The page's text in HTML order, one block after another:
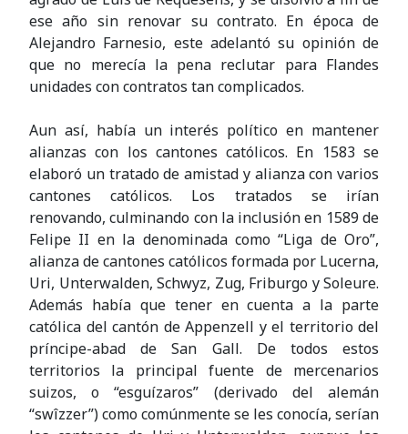
ese año sin renovar su contrato. En época de
Alejandro Farnesio, este adelantó su opinión de
que no merecía la pena reclutar para Flandes
unidades con contratos tan complicados.
Aun así, había un interés político en mantener
alianzas con los cantones católicos. En 1583 se
elaboró un tratado de amistad y alianza con varios
cantones católicos. Los tratados se irían
renovando, culminando con la inclusión en 1589 de
Felipe II en la denominada como “Liga de Oro”,
alianza de cantones católicos formada por Lucerna,
Uri, Unterwalden, Schwyz, Zug, Friburgo y Soleure.
Además había que tener en cuenta a la parte
católica del cantón de Appenzell y el territorio del
príncipe-abad de San Gall. De todos estos
territorios la principal fuente de mercenarios
suizos, o “esguízaros” (derivado del alemán
“swîzzer”) como comúnmente se les conocía, serían